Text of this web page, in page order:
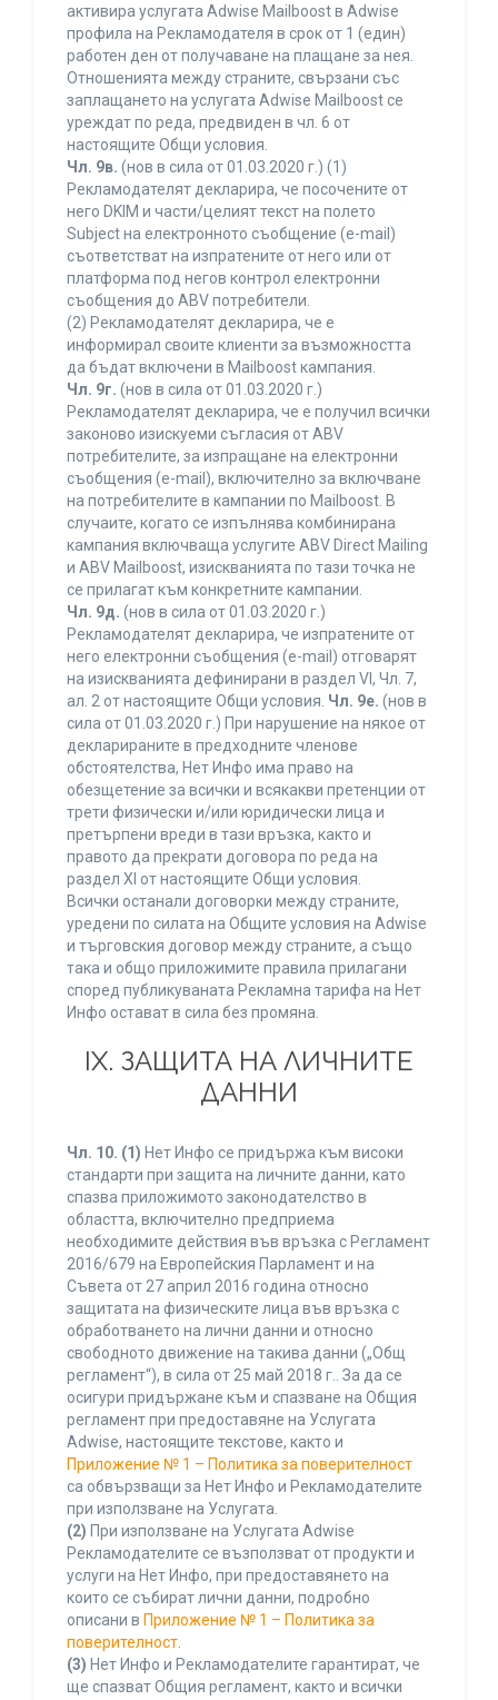
активира услугата Adwise Mailboost в Adwise
профила на Рекламодателя в срок от 1 (един)
работен ден от получаване на плащане за нея.
Отношенията между страните, свързани със
заплащането на услугата Adwise Mailboost се
уреждат по реда, предвиден в чл. 6 от
настоящите Общи условия.
Чл. 9в. (нов в сила от 01.03.2020 г.) (1)
Рекламодателят декларира, че посочените от
него DKIM и части/целият текст на полето
Subject на електронното съобщение (e-mail)
съответстват на изпратените от него или от
платформа под негов контрол електронни
съобщения до ABV потребители.
(2) Рекламодателят декларира, че е
информирал своите клиенти за възможността
да бъдат включени в Mailboost кампания.
Чл. 9г. (нов в сила от 01.03.2020 г.)
Рекламодателят декларира, че е получил всички
законово изискуеми съгласия от ABV
потребителите, за изпращане на електронни
съобщения (e-mail), включително за включване
на потребителите в кампании по Mailboost. В
случаите, когато се изпълнява комбинирана
кампания включваща услугите ABV Direct Mailing
и ABV Mailboost, изискванията по тази точка не
се прилагат към конкретните кампании.
Чл. 9д. (нов в сила от 01.03.2020 г.)
Рекламодателят декларира, че изпратените от
него електронни съобщения (e-mail) отговарят
на изискванията дефинирани в раздел VI, Чл. 7,
ал. 2 от настоящите Общи условия. Чл. 9е. (нов в
сила от 01.03.2020 г.) При нарушение на някое от
декларираните в предходните членове
обстоятелства, Нет Инфо има право на
обезщетение за всички и всякакви претенции от
трети физически и/или юридически лица и
претърпени вреди в тази връзка, както и
правото да прекрати договора по реда на
раздел XI от настоящите Общи условия.
Всички останали договорки между страните,
уредени по силата на Общите условия на Adwise
и търговския договор между страните, а също
така и общо приложимите правила прилагани
според публикуваната Рекламна тарифа на Нет
Инфо остават в сила без промяна.
IХ. ЗАЩИТА НА ЛИЧНИТЕ
ДАННИ
Чл. 10. (1) Нет Инфо се придържа към високи
стандарти при защита на личните данни, като
спазва приложимото законодателство в
областта, включително предприема
необходимите действия във връзка с Регламент
2016/679 на Европейския Парламент и на
Съвета от 27 април 2016 година относно
защитата на физическите лица във връзка с
обработването на лични данни и относно
свободното движение на такива данни („Общ
регламент“), в сила от 25 май 2018 г.. За да се
осигури придържане към и спазване на Общия
регламент при предоставяне на Услугата
Adwise, настоящите текстове, както и
Приложение № 1 – Политика за поверителност
са обвързващи за Нет Инфо и Рекламодателите
при използване на Услугата.
(2) При използване на Услугата Adwise
Рекламодателите се възползват от продукти и
услуги на Нет Инфо, при предоставянето на
които се събират лични данни, подробно
описани в Приложение № 1 – Политика за
поверителност.
(3) Нет Инфо и Рекламодателите гарантират, че
ще спазват Общия регламент, както и всички